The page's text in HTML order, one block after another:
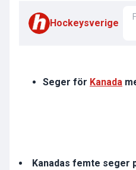
Hockeysverige
Seger för Kanada
Kanadas femte seger